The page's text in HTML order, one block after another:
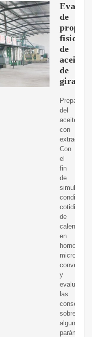
de
de
aceite
de
girasol
del
aceite
con
extracto.
Con
el
fin
de
simular
cotidianas
de
en
horno
y
evaluar
las
sobre
algunos
parámetros